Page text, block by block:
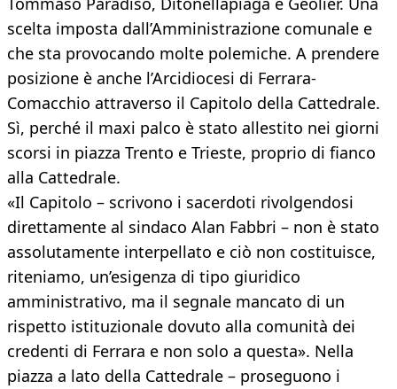
scelta imposta dall’Amministrazione comunale e
che sta provocando molte polemiche. A prendere
posizione è anche l’Arcidiocesi di Ferrara-
Comacchio attraverso il Capitolo della Cattedrale.
Sì, perché il maxi palco è stato allestito nei giorni
scorsi in piazza Trento e Trieste, proprio di fianco
alla Cattedrale.
«Il Capitolo – scrivono i sacerdoti rivolgendosi
direttamente al sindaco Alan Fabbri – non è stato
assolutamente interpellato e ciò non costituisce,
riteniamo, un’esigenza di tipo giuridico
amministrativo, ma il segnale mancato di un
rispetto istituzionale dovuto alla comunità dei
credenti di Ferrara e non solo a questa». Nella
piazza a lato della Cattedrale – proseguono i